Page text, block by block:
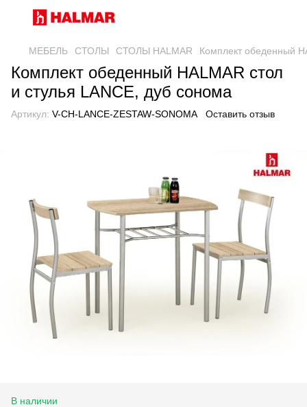
МЕБЕЛЬ СТОЛЫ СТОЛЫ HALMAR Комплект обеденный
Комплект обеденный HALMAR стол
и стулья LANCE, дуб сонома
Артикул: V-CH-LANCE-ZESTAW-SONOMA Оставить отзыв
В наличии